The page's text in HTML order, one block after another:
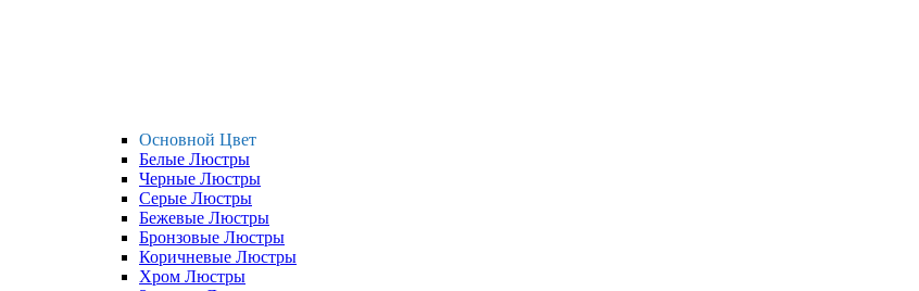
Основной Цвет
Белые Люстры
Черные Люстры
Серые Люстры
Бежевые Люстры
Бронзовые Люстры
Коричневые Люстры
Хром Люстры